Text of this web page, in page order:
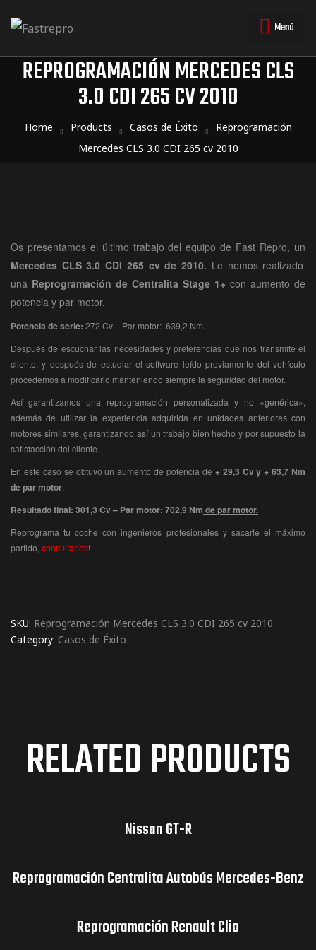
Menú
REPROGRAMACIÓN MERCEDES CLS
3.0 CDI 265 CV 2010
Home Products Casos de Éxito
Reprogramación
Mercedes CLS 3.0 CDI 265 cv 2010
Os presentamos el último trabajo del equipo de Fast Repro, un
Mercedes CLS 3.0 CDI 265 cv de 2010. Le hemos realizado
una Reprogramación de Centralita Stage 1+ con aumento de
potencia y par motor.
Potencia de serie: 272 Cv – Par motor: 639,2 Nm.
Después de escuchar las necesidades y preferencias que nos transmite el
cliente, y después de estudiar el software leído previamente del vehículo
procedemos a modificarlo manteniendo siempre la seguridad del motor.
Así garantizamos una reprogramación personalizada y no «genérica»,
además de utilizar la experiencia adquirida en unidades anteriores con
motores similares, garantizando así un trabajo bien hecho y por supuesto la
satisfacción del cliente.
En este caso se obtuvo un aumento de potencia de + 29,3 Cv y + 63,7 Nm
de par motor.
Resultado final: 301,3 Cv – Par motor: 702,9 Nm de par motor.
Reprograma tu coche con ingenieros profesionales y sacarle el máximo
partido, consúltanos!
SKU: Reprogramación Mercedes CLS 3.0 CDI 265 cv 2010
Category: Casos de Éxito
RELATED PRODUCTS
Nissan GT-R
Reprogramación Centralita Autobús Mercedes-Benz
Reprogramación Renault Clio